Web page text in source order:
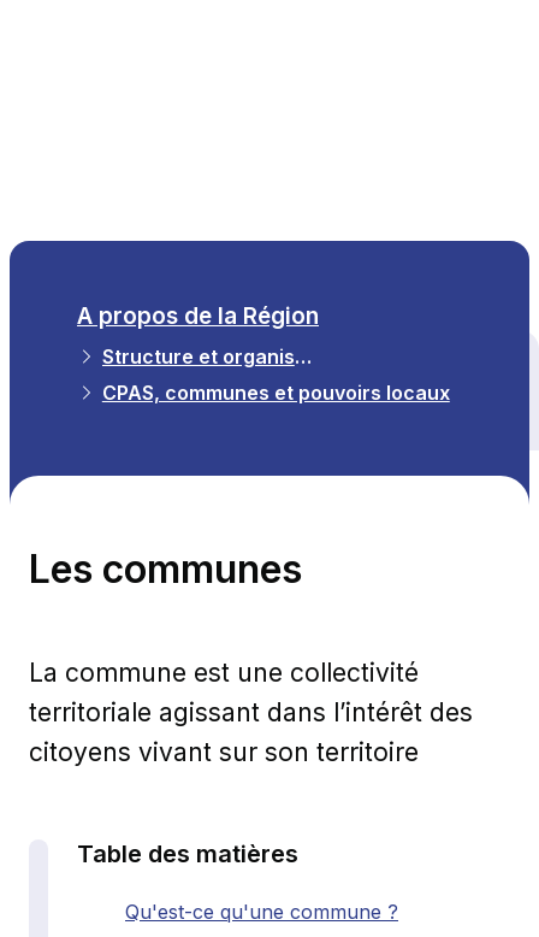
Tous les thèmes
A propos de la Région
Structure et organisation
CPAS, communes et pouvoirs locaux
Les communes
La commune est une collectivité
territoriale agissant dans l’intérêt des
citoyens vivant sur son territoire
Table des matières
Qu'est-ce qu'une commune ?